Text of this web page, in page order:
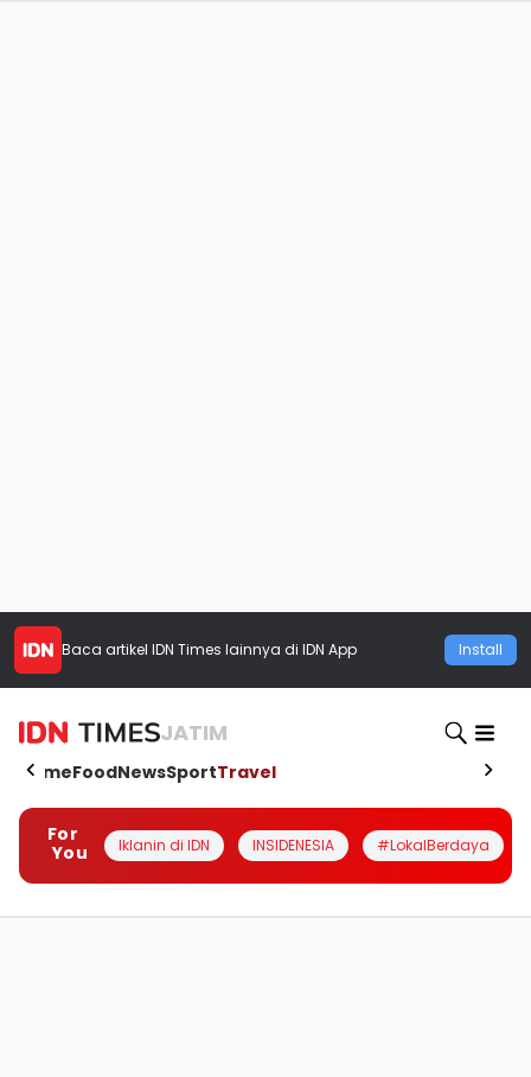
Baca artikel IDN Times lainnya di IDN App Install
JATIM
HomeFoodNewsSportTravel
For
You
Iklanin di IDN INSIDENESIA #LokalBerdaya